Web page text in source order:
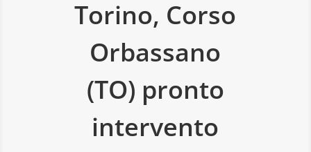
Torino, Corso
Orbassano
(TO) pronto
intervento